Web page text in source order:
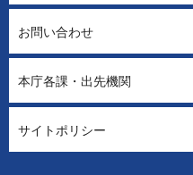
お問い合わせ
本庁各課・出先機関
サイトポリシー